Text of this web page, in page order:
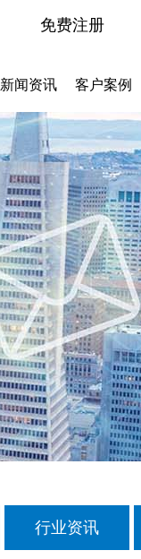
免费注册
新闻资讯 客户案例
行业资讯